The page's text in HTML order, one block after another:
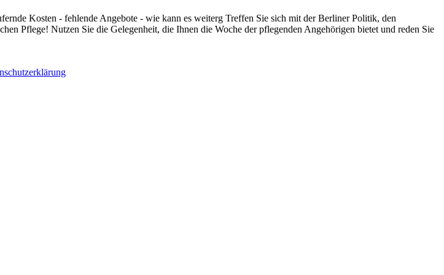
Kosten - fehlende Angebote - wie kann es weiterg Treffen Sie sich mit der Berliner Politik, den
Pflege! Nutzen Sie die Gelegenheit, die Ihnen die Woche der pflegenden Angehörigen bietet und reden Sie